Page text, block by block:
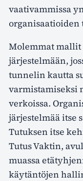
vaativammissa
organisaatioiden
Molemmat
järjestelmään,
tunnelin kautta
varmistamiseksi
verkoissa.
järjestelmää itse
Tutuksen itse
Tutus Vaktin,
muassa
käytäntöjen